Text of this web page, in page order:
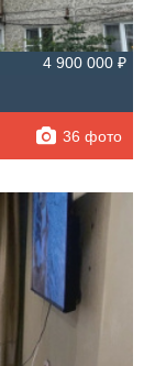
4 900 000 ₽
36 фото